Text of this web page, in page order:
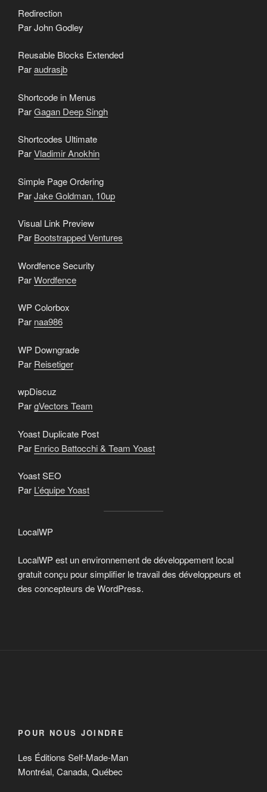
Redirection
Par John Godley
Reusable Blocks Extended
Paraudrasjb
Shortcode in Menus
ParGagan Deep Singh
Shortcodes Ultimate
ParVladimir Anokhin
Simple Page Ordering
ParJake Goldman, 10up
Visual Link Preview
Par Bootstrapped Ventures
Wordfence Security
ParWordfence
WP Colorbox
Par naa986
WP Downgrade
Par Reisetiger
wpDiscuz
PargVectors Team
Yoast Duplicate Post
Par Enrico Battocchi & Team Yoast
Yoast SEO
Par L’équipe Yoast
LocalWP
LocalWP est un environnement de développement local
gratuit conçu pour simplifier le travail des développeurs et
des concepteurs de WordPress.
POUR NOUS JOINDRE
Les Éditions Self-Made-Man
Montréal, Canada, Québec